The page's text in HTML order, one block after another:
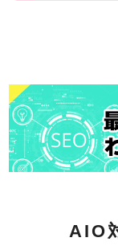
AIO